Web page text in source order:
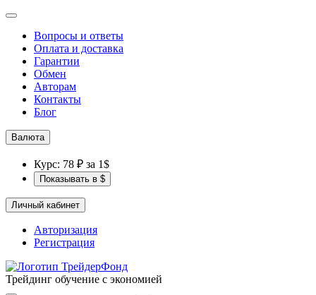
Вопросы и ответы
Оплата и доставка
Гарантии
Обмен
Авторам
Контакты
Блог
Валюта
Курс: 78 ₽ за 1$
Показывать в $
Личный кабинет
Авторизация
Регистрация
Трейдинг обучение с экономией